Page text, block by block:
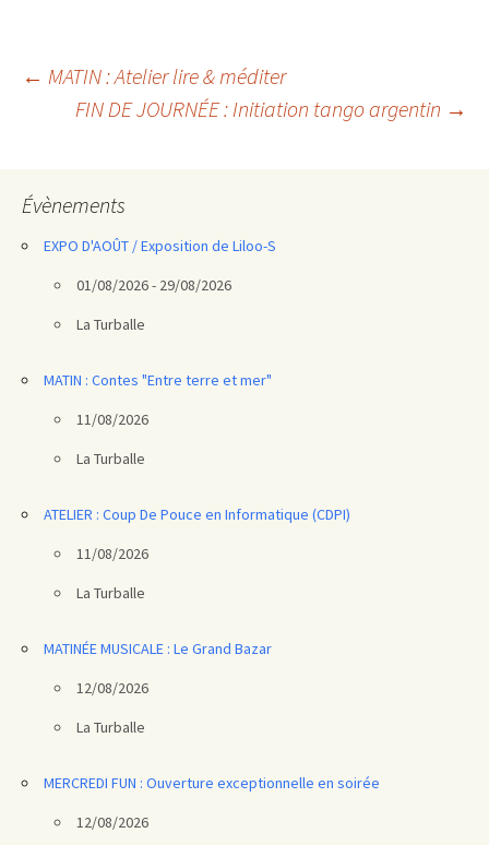
Navigation
← MATIN : Atelier lire & méditer
FIN DE JOURNÉE : Initiation tango argentin →
Évènements
EXPO D'AOÛT / Exposition de Liloo-S
01/08/2026 - 29/08/2026
La Turballe
MATIN : Contes "Entre terre et mer"
11/08/2026
La Turballe
ATELIER : Coup De Pouce en Informatique (CDPI)
11/08/2026
La Turballe
MATINÉE MUSICALE : Le Grand Bazar
12/08/2026
La Turballe
MERCREDI FUN : Ouverture exceptionnelle en soirée
12/08/2026